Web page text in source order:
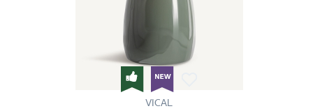
VICAL